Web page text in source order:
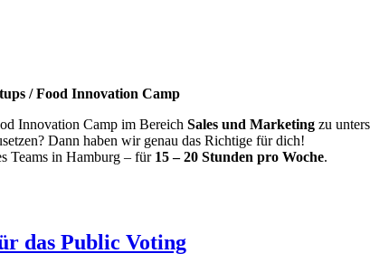
/ Food Innovation Camp
Innovation Camp im Bereich Sales und Marketing zu
Dann haben wir genau das Richtige für dich!
Teams in Hamburg – für 15 – 20 Stunden pro Woche.
das Public Voting